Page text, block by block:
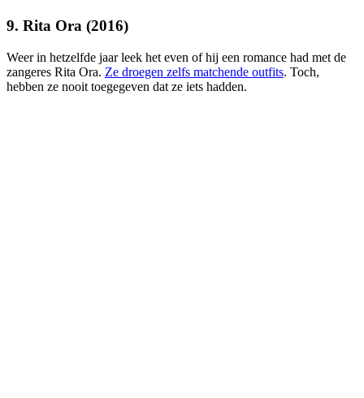
9. Rita Ora (2016)
Weer in hetzelfde jaar leek het even of hij een romance had met de
zangeres Rita Ora. Ze droegen zelfs matchende outfits. Toch,
hebben ze nooit toegegeven dat ze iets hadden.